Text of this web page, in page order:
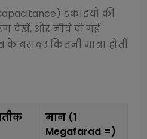
इकाइयों की
देखें, और नीचे दी गई
के बराबर कितनी मात्रा होती
मान (1
Megafarad =)